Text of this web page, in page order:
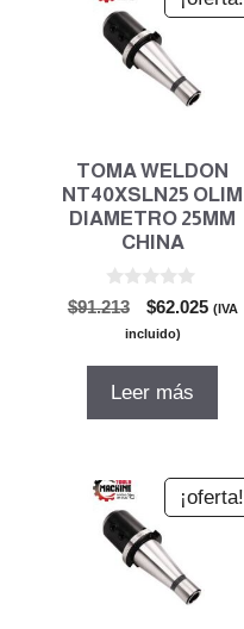
TOMA WELDON
NT40XSLN25 OLIM
DIAMETRO 25MM
CHINA
0
d
$91.213
El
precio
$62.025El(IVA
incluido)
Leer más
¡oferta!